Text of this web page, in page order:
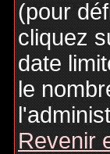
(pour
cliquez
date
le
Revenir